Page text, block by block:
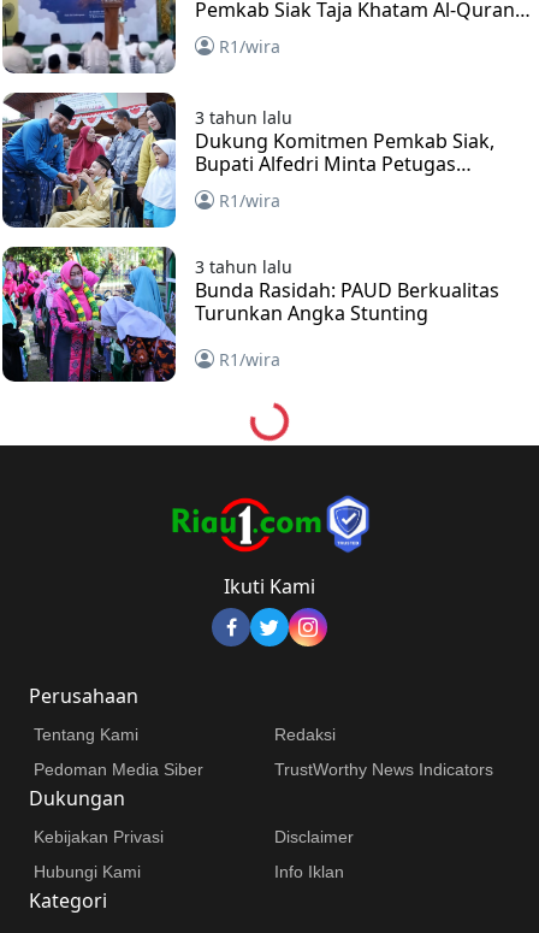
Pemkab Siak Taja Khatam Al-Quran
Sebanyak 23 Kali
R1/wira
3 tahun lalu
Dukung Komitmen Pemkab Siak,
Bupati Alfedri Minta Petugas
Bersikap Sopan dan Menghadirkan
Senyum Kepada Masyarakat
R1/wira
3 tahun lalu
Bunda Rasidah: PAUD Berkualitas
Turunkan Angka Stunting
R1/wira
Loading...
Ikuti Kami
Perusahaan
Tentang Kami
Redaksi
Pedoman Media Siber
TrustWorthy News Indicators
Dukungan
Kebijakan Privasi
Disclaimer
Hubungi Kami
Info Iklan
Kategori